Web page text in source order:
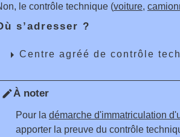
le contrôle technique (voiture,
s’adresser ?
arrow_right Centre agréé de contrôle
editÀ noter
Pour la démarche d'immatriculation
apporter la preuve du contrôle